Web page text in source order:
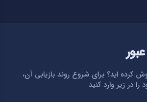
کرده اید؟ برای شروع روند بازیابی آن،
در زیر وارد کنید